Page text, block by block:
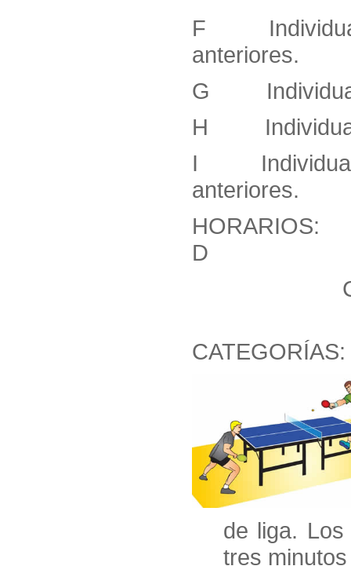
F Individual
anteriores.
G Individual
H Individual
I Individual
anteriores.
HORARIOS:
D
de liga.
tres